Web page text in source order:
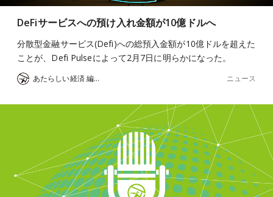
DeFiサービスへの預け入れ金額が10億ドルへ
分散型金融サービス(Defi)への総預入金額が10億ドルを超えた
ことが、Defi Pulseによって2月7日に明らかになった。
あたらしい経済 編集部 ニュース